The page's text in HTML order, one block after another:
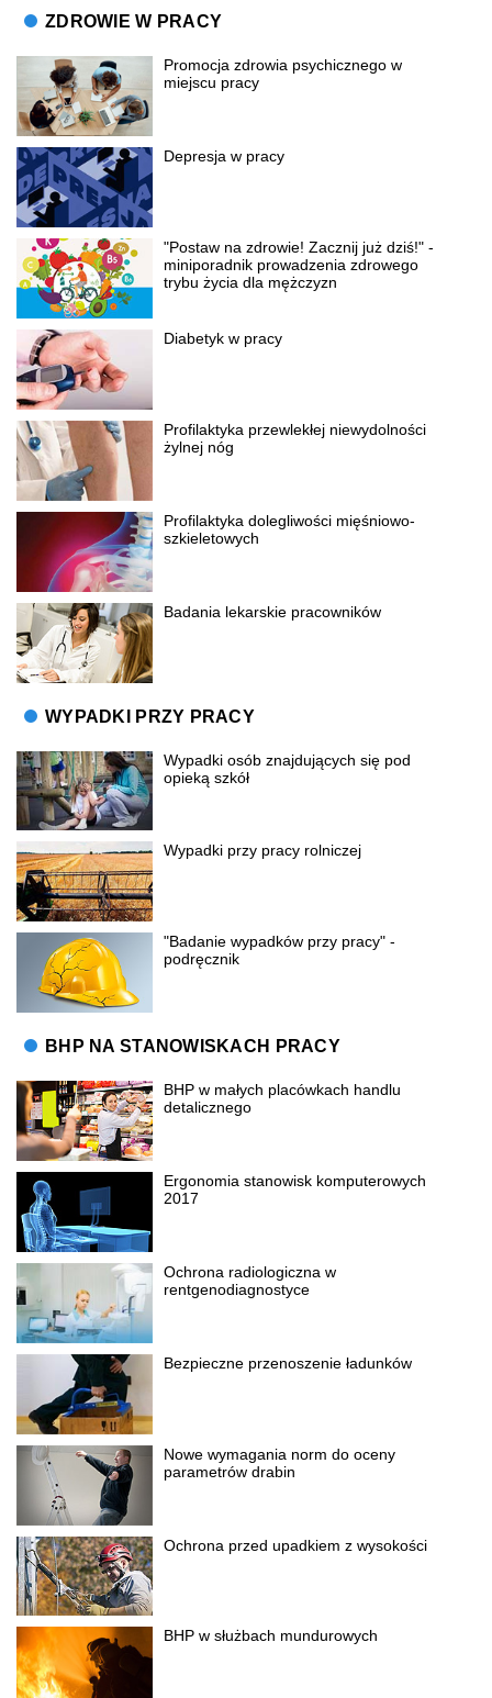
ZDROWIE W PRACY
Promocja zdrowia psychicznego w
miejscu pracy
Depresja w pracy
"Postaw na zdrowie! Zacznij już dziś!" -
miniporadnik prowadzenia zdrowego
trybu życia dla mężczyzn
Diabetyk w pracy
Profilaktyka przewlekłej niewydolności
żylnej nóg
Profilaktyka dolegliwości mięśniowo-
szkieletowych
Badania lekarskie pracowników
WYPADKI PRZY PRACY
Wypadki osób znajdujących się pod
opieką szkół
Wypadki przy pracy rolniczej
"Badanie wypadków przy pracy" -
podręcznik
BHP NA STANOWISKACH PRACY
BHP w małych placówkach handlu
detalicznego
Ergonomia stanowisk komputerowych
2017
Ochrona radiologiczna w
rentgenodiagnostyce
Bezpieczne przenoszenie ładunków
Nowe wymagania norm do oceny
parametrów drabin
Ochrona przed upadkiem z wysokości
BHP w służbach mundurowych